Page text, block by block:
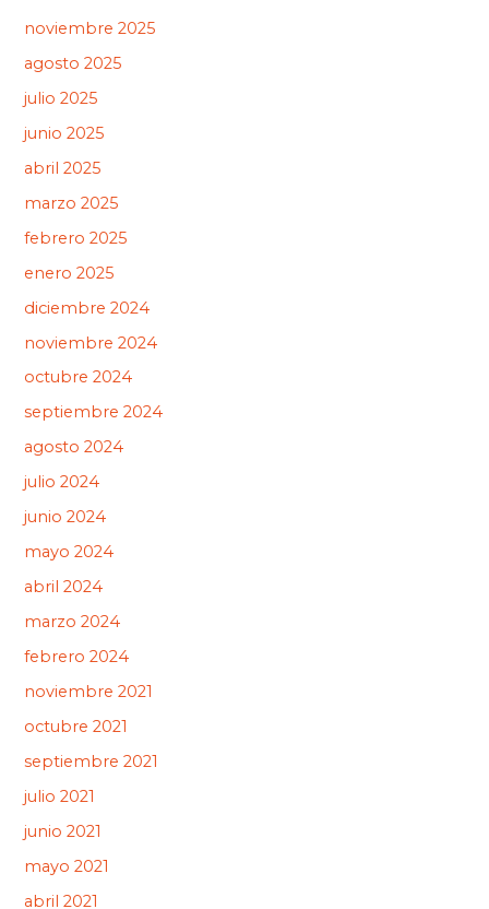
noviembre 2025
agosto 2025
julio 2025
junio 2025
abril 2025
marzo 2025
febrero 2025
enero 2025
diciembre 2024
noviembre 2024
octubre 2024
septiembre 2024
agosto 2024
julio 2024
junio 2024
mayo 2024
abril 2024
marzo 2024
febrero 2024
noviembre 2021
octubre 2021
septiembre 2021
julio 2021
junio 2021
mayo 2021
abril 2021